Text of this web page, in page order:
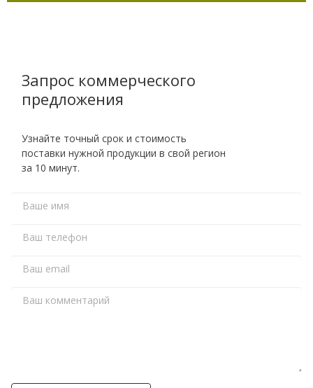
Запрос коммерческого
предложения
Узнайте точный срок и стоимость
поставки нужной продукции в свой регион
за 10 минут.